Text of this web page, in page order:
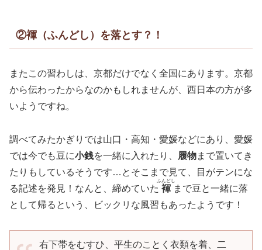
②褌（ふんどし）を落とす？！
またこの習わしは、京都だけでなく全国にあります。京都
から伝わったからなのかもしれませんが、西日本の方が多
いようですね。
調べてみたかぎりでは山口・高知・愛媛などにあり、愛媛
では今でも豆に小銭を一緒に入れたり、 履物まで置いてき
たりもしているそうです…とそこまで見て、目がテンにな
る記述を発見！なんと、締めていた 褌
ふんどし
まで豆と一緒に落
として帰るという、ビックリな風習もあったようです！
右下帯をむすひ、平生のことく衣類を着、二